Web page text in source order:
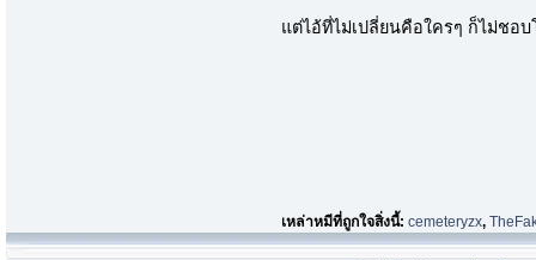
แต่ไอ้ที่ไม่เปลี่ยนคือใครๆ ก็ไม่ชอ
เหล่าหมีที่ถูกใจสิ่งนี้:cemeteryzx,